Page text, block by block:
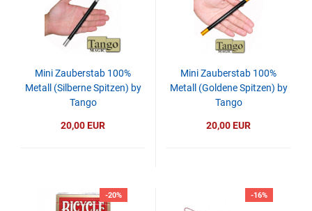
Mini Zauberstab 100%
Metall (Silberne Spitzen) by
Tango
20,00 EUR
Mini Zauberstab 100%
Metall (Goldene Spitzen) by
Tango
20,00 EUR
-20% -16%